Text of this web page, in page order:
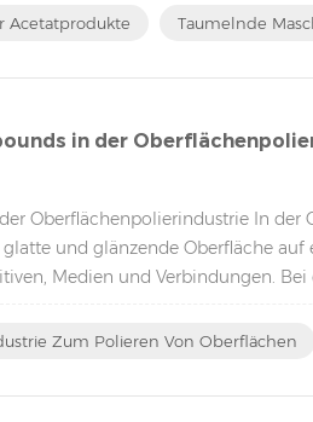
Acetatprodukte Taumelnde
in der
Oberflächenpolierindustrie In der
und glänzende Oberfläche auf
Medien und Verbindungen.
Zum Polieren Von Oberflächen